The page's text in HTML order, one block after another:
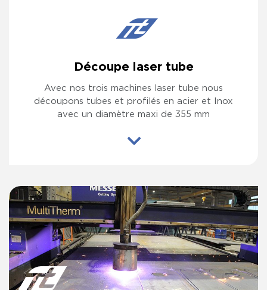
Découpe laser tube
Avec nos trois machines laser tube nous
découpons tubes et profilés en acier et Inox
avec un diamètre maxi de 355 mm